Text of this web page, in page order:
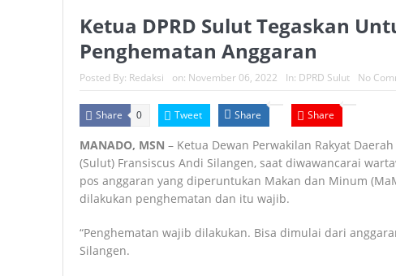
Ketua DPRD Sulut Tegaskan
Penghematan Anggaran
Posted By: Redaksi on: November 06, 2022 In: DPRD Sulut No
Share 0 Tweet Share Share
MANADO, MSN – Ketua Dewan Perwakilan Rakyat
(Sulut) Fransiscus Andi Silangen, saat diwawancarai
pos anggaran yang diperuntukan Makan dan Minum
dilakukan penghematan dan itu wajib.
“Penghematan wajib dilakukan. Bisa dimulai dari
Silangen.